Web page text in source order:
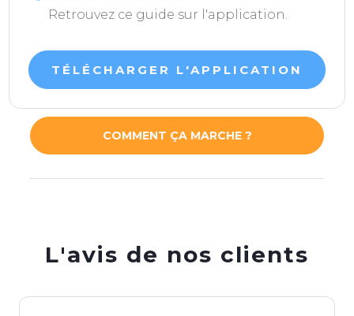
Retrouvez ce guide sur l'application.
TÉLÉCHARGER L'APPLICATION
COMMENT ÇA MARCHE ?
L'avis de nos clients